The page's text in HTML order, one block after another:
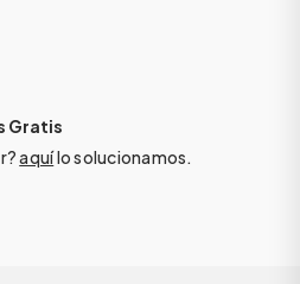
Gratis
aquílo solucionamos.